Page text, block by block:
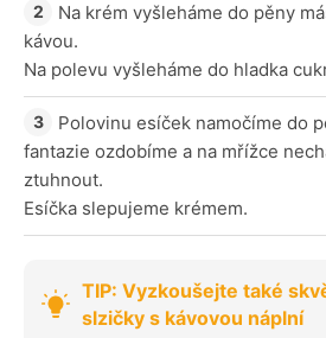
Na krém vyšleháme do pěny
kávou.
Na polevu vyšleháme do hladka
Polovinu esíček namočíme do
fantazie ozdobíme a na mřížce
ztuhnout.
Esíčka slepujeme krémem.
TIP: Vyzkoušejte také
slzičky s kávovou náplní